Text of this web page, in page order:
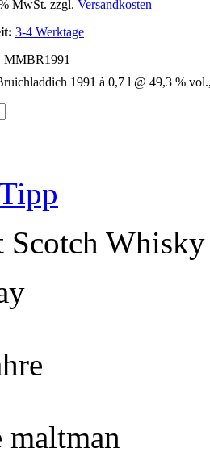
MwSt. zzgl. Versandkosten
3-4 Werktage
MMBR1991
Scotch